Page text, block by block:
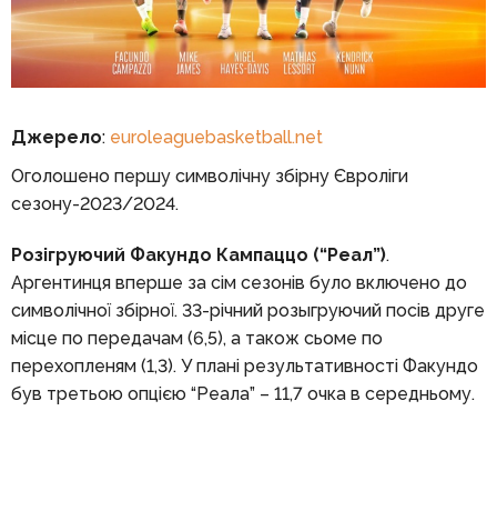
Джерело: euroleaguebasketball.net
Оголошено першу символічну збірну Євроліги
сезону-2023/2024.
Розігруючий Факундо Кампаццо (“Реал”).
Аргентинця вперше за сім сезонів було включено до
символічної збірної. 33-річний розыгруючий посів друге
місце по передачам (6,5), а також сьоме по
перехопленям (1,3). У плані результативності Факундо
був третьою опцією “Реала” – 11,7 очка в середньому.